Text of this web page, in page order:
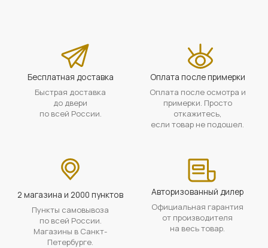
Бесплатная доставка
Быстрая доставка
до двери
по всей России.
Оплата после примерки
Оплата после осмотра и
примерки. Просто
откажитесь,
если товар не подошел.
2 магазина и 2000 пунктов
Пункты самовывоза
по всей России.
Магазины в Санкт-
Петербурге.
Авторизованный дилер
Официальная гарантия
от производителя
на весь товар.